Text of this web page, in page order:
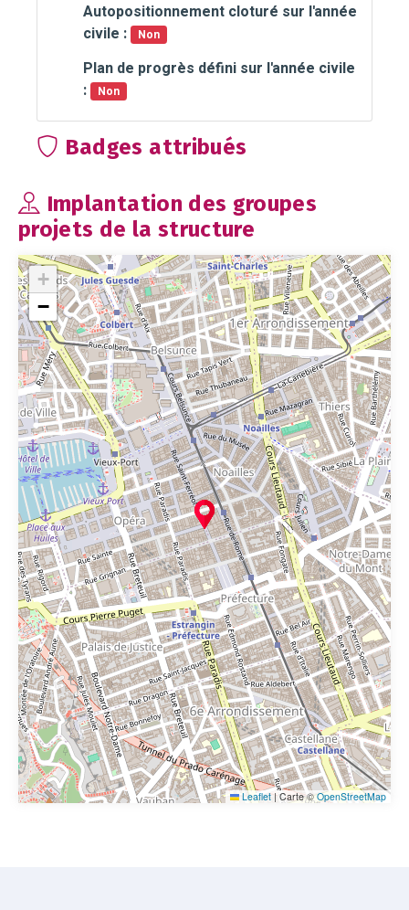
Autopositionnement cloturé sur l'année
civile :
Non
Plan de progrès défini sur l'année civile
:
Non
Badges attribués
Implantation des groupes
projets de la structure
+
−
Leaflet |Carte ©OpenStreetMap